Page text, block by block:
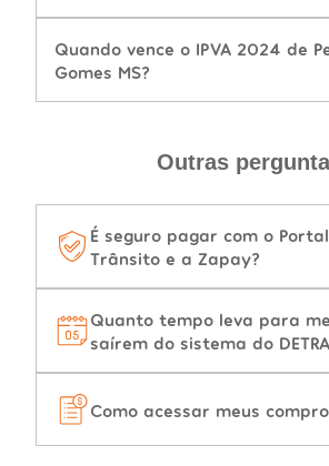
Quando vence o IPVA 2024 de
Gomes MS?
Outras
É seguro pagar com o
Trânsito e a Zapay?
Quanto tempo leva para
saírem do sistema do
Como acessar meus